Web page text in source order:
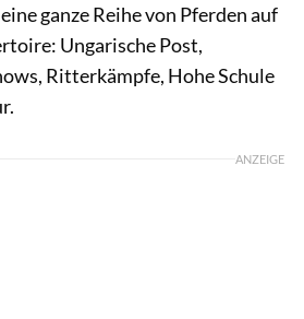
ganze Reihe von Pferden auf
Ungarische Post,
Ritterkämpfe, Hohe Schule
ANZEIGE